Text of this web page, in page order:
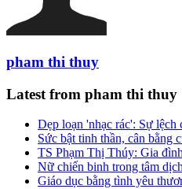
pham thi thuy
Latest from pham thi thuy
Dẹp loạn 'nhạc rác': Sự lệch
Sức bật tinh thần, cân bằng
TS Phạm Thị Thúy: Gia
Nữ chiến binh trong tâm dịch
Giáo dục bằng tình yêu